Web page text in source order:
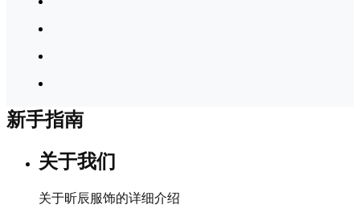
新手指南
关于我们
关于昕辰服饰的详细介绍